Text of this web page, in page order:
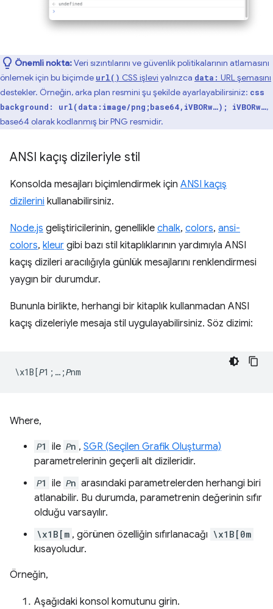
Önemli nokta:Veri sızıntılarını ve güvenlik politikalarının atlamasını
önlemek için bu biçimde url() CSS işlevi yalnızca data: URL şemasını
destekler. Örneğin, arka plan resmini şu şekilde ayarlayabilirsiniz: css
background: url(data:image/png;base64,iVBORw…); iVBORw…,
base64 olarak kodlanmış bir PNG resmidir.
ANSI kaçış dizileriyle stil
Konsolda mesajları biçimlendirmek için ANSI kaçış
dizilerini kullanabilirsiniz.
Node.js geliştiricilerinin, genellikle chalk, colors, ansi-
colors, kleur gibi bazı stil kitaplıklarının yardımıyla ANSI
kaçış dizileri aracılığıyla günlük mesajlarını renklendirmesi
yaygın bir durumdur.
Bununla birlikte, herhangi bir kitaplık kullanmadan ANSI
kaçış dizeleriyle mesaja stil uygulayabilirsiniz. Söz dizimi:
Where,
𝘗1 ile 𝘗n , SGR (Seçilen Grafik Oluşturma)
parametrelerinin geçerli alt dizileridir.
𝘗1 ile 𝘗n arasındaki parametrelerden herhangi biri
atlanabilir. Bu durumda, parametrenin değerinin sıfır
olduğu varsayılır.
\x1B[m , görünen özelliğin sıfırlanacağı \x1B[0m
kısayoludur.
Örneğin,
Aşağıdaki konsol komutunu girin.